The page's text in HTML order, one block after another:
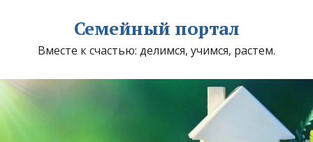
Семейный портал
Вместе к счастью: делимся, учимся, растем.